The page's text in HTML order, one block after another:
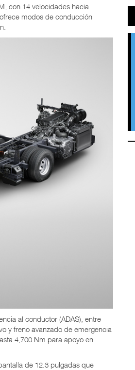
con 14 velocidades hacia
modos de conducción
al conductor (ADAS), entre
y freno avanzado de emergencia
4,700 Nm para apoyo en
de 12.3 pulgadas que